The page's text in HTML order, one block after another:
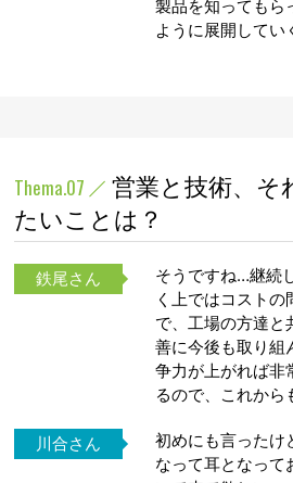
製品を知ってもら
ように展開してい
Thema.07
営業と技術、そ
たいことは？
鉄尾さん
そうですね…継続
く上ではコスト
で、工場の方達と
善に今後も取り組
争力が上がれば非
るので、これから
川合さん
初めにも言ったけ
なって耳となって